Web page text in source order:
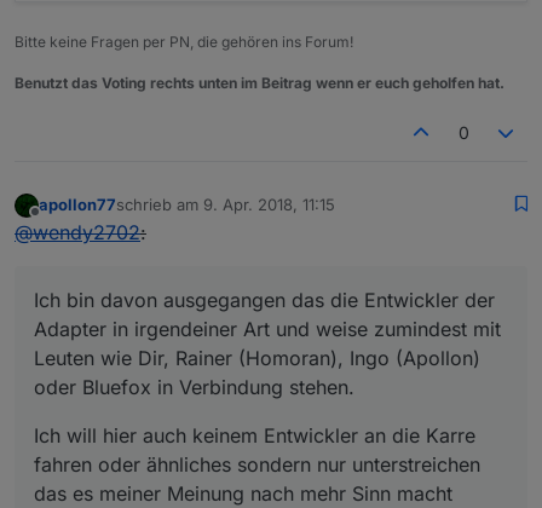
Bitte keine Fragen per PN, die gehören ins Forum!
Benutzt das Voting rechts unten im Beitrag wenn er euch geholfen hat.
0
Offline
apollon77schrieb am 9. Apr. 2018, 11:15
zuletzt editiert von
@wendy2702:
Ich bin davon ausgegangen das die Entwickler der
Adapter in irgendeiner Art und weise zumindest mit
Leuten wie Dir, Rainer (Homoran), Ingo (Apollon)
oder Bluefox in Verbindung stehen.
Ich will hier auch keinem Entwickler an die Karre
fahren oder ähnliches sondern nur unterstreichen
das es meiner Meinung nach mehr Sinn macht